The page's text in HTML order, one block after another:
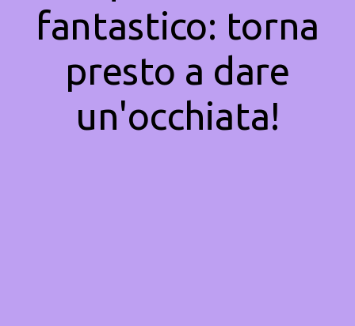
fantastico: torna
presto a dare
un'occhiata!